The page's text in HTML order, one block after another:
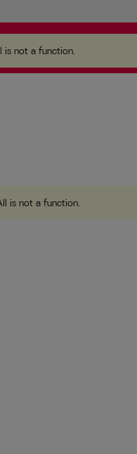
is not a
is not a function.
is not a function.